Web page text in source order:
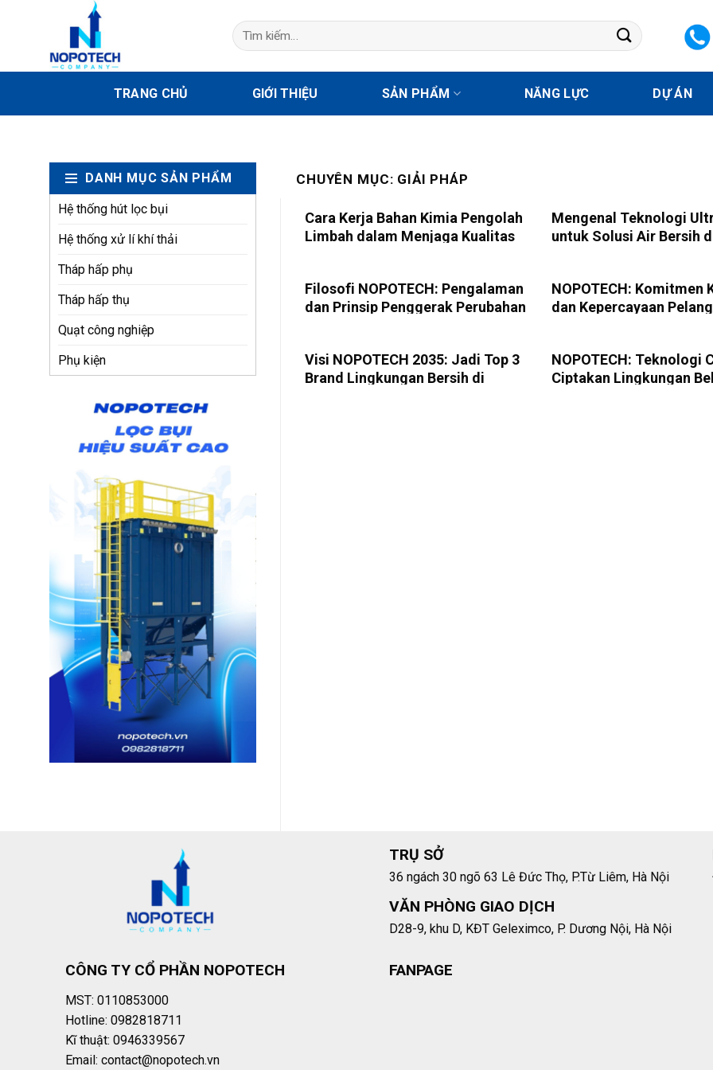
Tìm
kiếm:
TRANG CHỦ GIỚI THIỆU SẢN PHẨM NĂNG LỰC DỰ ÁN
CHUYÊN MỤC: GIẢI PHÁP
DANH MỤC SẢN PHẨM
Hệ thống hút lọc bụi
Hệ thống xử lí khí thải
Tháp hấp phụ
Tháp hấp thụ
Quạt công nghiệp
Phụ kiện
Cara Kerja Bahan Kimia Pengolah
Limbah dalam Menjaga Kualitas
Mengenal Teknologi
untuk Solusi Air Bersih
Filosofi NOPOTECH: Pengalaman
dan Prinsip Penggerak Perubahan
NOPOTECH: Komitmen
dan Kepercayaan
Visi NOPOTECH 2035: Jadi Top 3
Brand Lingkungan Bersih di
NOPOTECH: Teknologi
Ciptakan Lingkungan
TRỤ SỞ
36 ngách 30 ngõ 63 Lê Đức Thọ, P.Từ Liêm, Hà Nội
VĂN PHÒNG GIAO DỊCH
D28-9, khu D, KĐT Geleximco, P. Dương Nội, Hà Nội
CÔNG TY CỔ PHẦN NOPOTECH
MST: 0110853000
Hotline: 0982818711
Kĩ thuật: 0946339567
Email: contact@nopotech.vn
FANPAGE